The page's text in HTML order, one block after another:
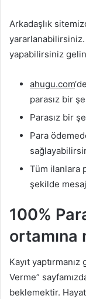
Arkadaşlık
yapabilirsiniz
ahugu.com
parasız bir
Parasız bir
Para
Tüm ilanlara
şekilde
100%
ortamına
Kayıt
Verme”
beklemektir.